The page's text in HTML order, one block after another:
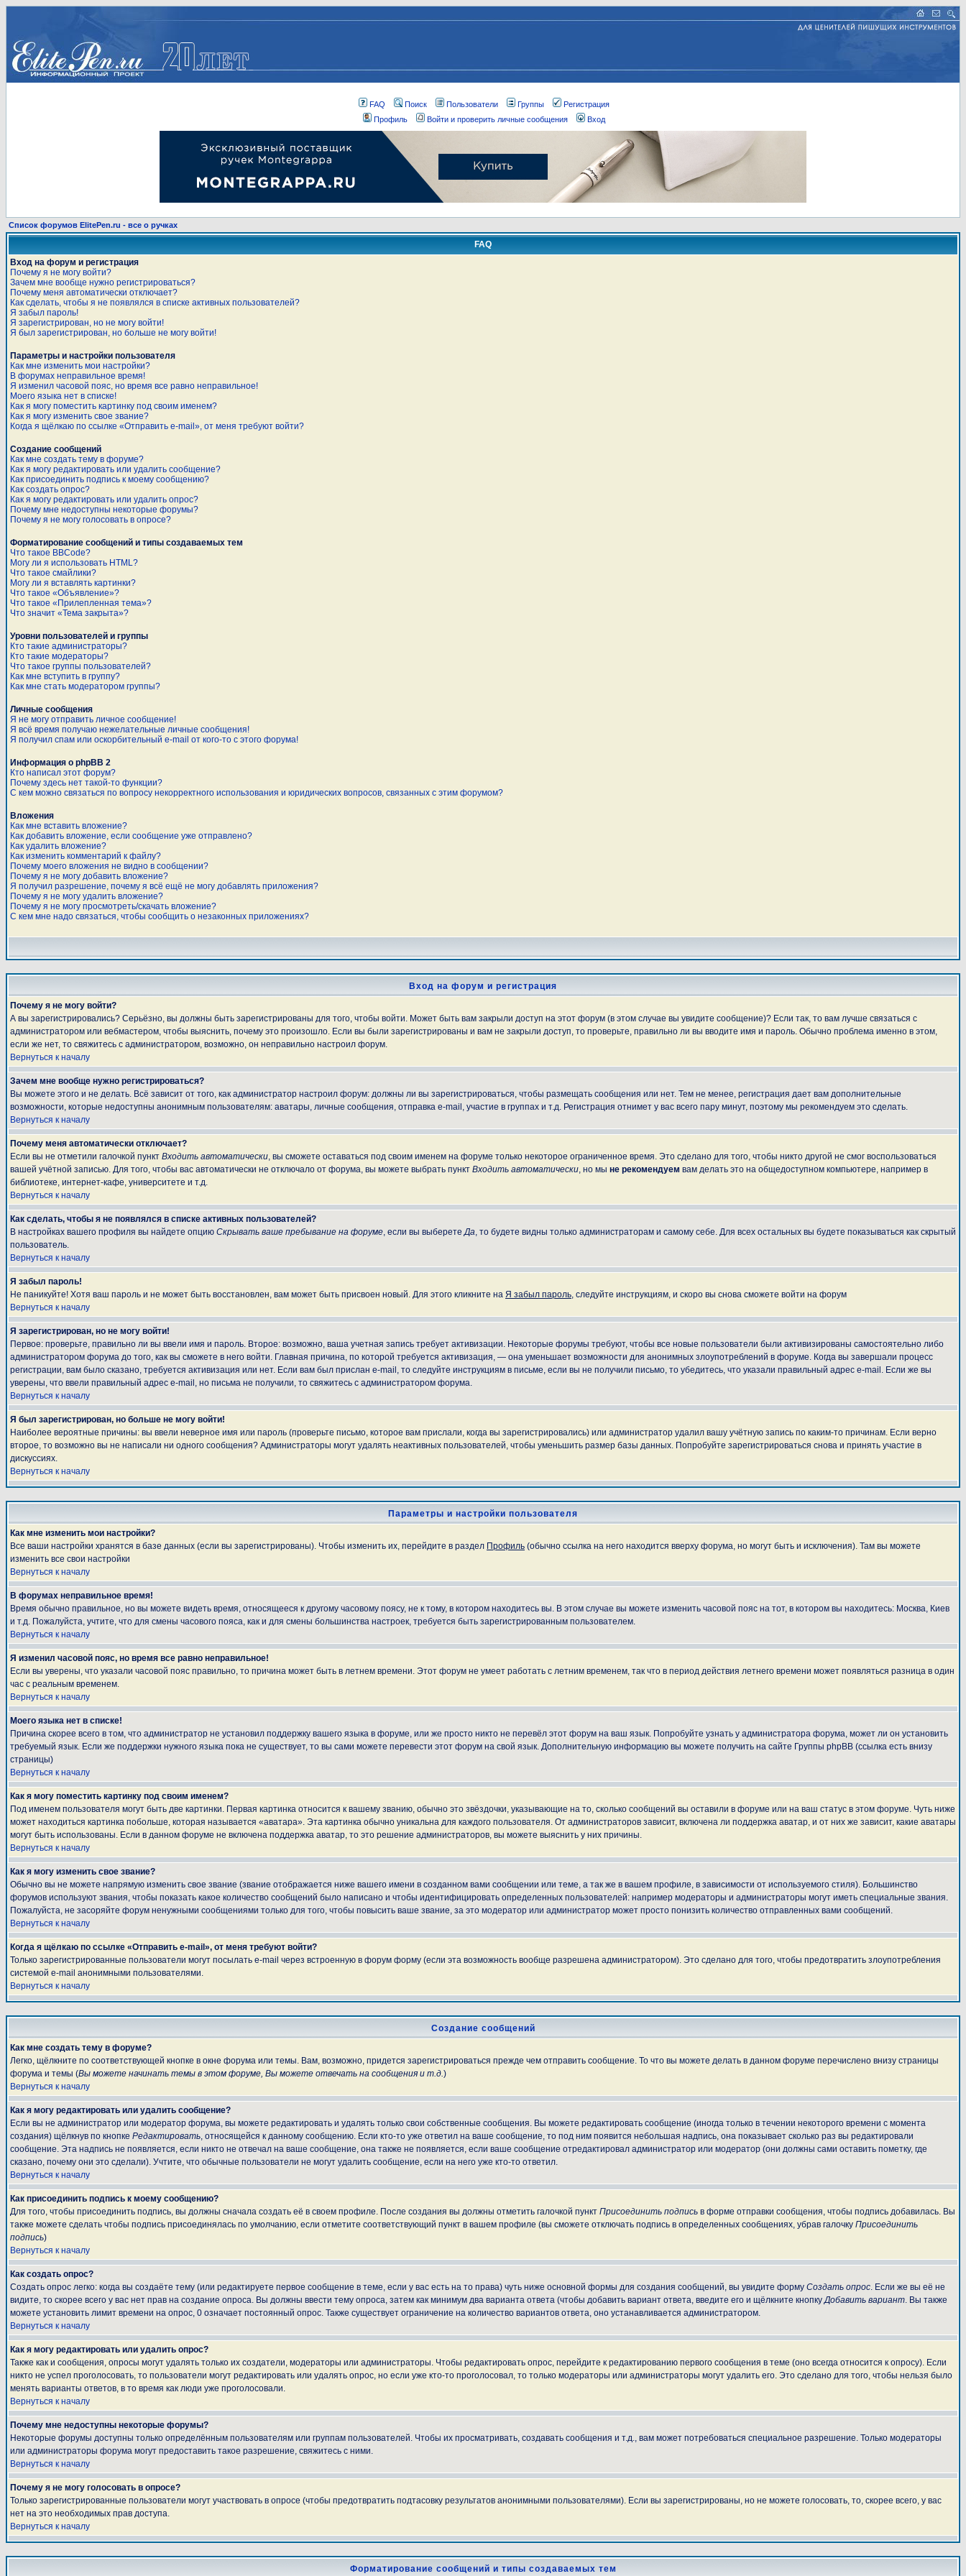
FAQ Поиск Пользователи Группы
Регистрация
Профиль
Войти и проверить личные сообщения Вход
Список форумов ElitePen.ru - все о ручках
FAQ
Вход на форум и регистрация
Почему я не могу войти?
Зачем мне вообще нужно регистрироваться?
Почему меня автоматически отключает?
Как сделать, чтобы я не появлялся в списке активных пользователей?
Я забыл пароль!
Я зарегистрирован, но не могу войти!
Я был зарегистрирован, но больше не могу войти!
Параметры и настройки пользователя
Как мне изменить мои настройки?
В форумах неправильное время!
Я изменил часовой пояс, но время все равно неправильное!
Моего языка нет в списке!
Как я могу поместить картинку под своим именем?
Как я могу изменить свое звание?
Когда я щёлкаю по ссылке «Отправить e-mail», от меня требуют войти?
Создание сообщений
Как мне создать тему в форуме?
Как я могу редактировать или удалить сообщение?
Как присоединить подпись к моему сообщению?
Как создать опрос?
Как я могу редактировать или удалить опрос?
Почему мне недоступны некоторые форумы?
Почему я не могу голосовать в опросе?
Форматирование сообщений и типы создаваемых тем
Что такое BBCode?
Могу ли я использовать HTML?
Что такое смайлики?
Могу ли я вставлять картинки?
Что такое «Объявление»?
Что такое «Прилепленная тема»?
Что значит «Тема закрыта»?
Уровни пользователей и группы
Кто такие администраторы?
Кто такие модераторы?
Что такое группы пользователей?
Как мне вступить в группу?
Как мне стать модератором группы?
Личные сообщения
Я не могу отправить личное сообщение!
Я всё время получаю нежелательные личные сообщения!
Я получил спам или оскорбительный e-mail от кого-то с этого форума!
Информация о phpBB 2
Кто написал этот форум?
Почему здесь нет такой-то функции?
С кем можно связаться по вопросу некорректного использования и юридических вопросов, связанных с этим форумом?
Вложения
Как мне вставить вложение?
Как добавить вложение, если сообщение уже отправлено?
Как удалить вложение?
Как изменить комментарий к файлу?
Почему моего вложения не видно в сообщении?
Почему я не могу добавить вложение?
Я получил разрешение, почему я всё ещё не могу добавлять приложения?
Почему я не могу удалить вложение?
Почему я не могу просмотреть/скачать вложение?
С кем мне надо связаться, чтобы сообщить о незаконных приложениях?
Вход на форум и регистрация
Почему я не могу войти?
А вы зарегистрировались? Серьёзно, вы должны быть зарегистрированы для того, чтобы войти. Может быть вам закрыли доступ на этот форум (в этом случае вы увидите сообщение)? Если так, то вам лучше связаться с
администратором или вебмастером, чтобы выяснить, почему это произошло. Если вы были зарегистрированы и вам не закрыли доступ, то проверьте, правильно ли вы вводите имя и пароль. Обычно проблема именно в этом,
если же нет, то свяжитесь с администратором, возможно, он неправильно настроил форум.
Вернуться к началу
Зачем мне вообще нужно регистрироваться?
Вы можете этого и не делать. Всё зависит от того, как администратор настроил форум: должны ли вы зарегистрироваться, чтобы размещать сообщения или нет. Тем не менее, регистрация дает вам дополнительные
возможности, которые недоступны анонимным пользователям: аватары, личные сообщения, отправка e-mail, участие в группах и т.д. Регистрация отнимет у вас всего пару минут, поэтому мы рекомендуем это сделать.
Вернуться к началу
Почему меня автоматически отключает?
Если вы не отметили галочкой пункт Входить автоматически, вы сможете оставаться под своим именем на форуме только некоторое ограниченное время. Это сделано для того, чтобы никто другой не смог воспользоваться
вашей учётной записью. Для того, чтобы вас автоматически не отключало от форума, вы можете выбрать пункт Входить автоматически, но мы не рекомендуем вам делать это на общедоступном компьютере, например в
библиотеке, интернет-кафе, университете и т.д.
Вернуться к началу
Как сделать, чтобы я не появлялся в списке активных пользователей?
В настройках вашего профиля вы найдете опцию Скрывать ваше пребывание на форуме, если вы выберетеДа, то будете видны только администраторам и самому себе. Для всех остальных вы будете показываться как скрытый
пользователь.
Вернуться к началу
Я забыл пароль!
Не паникуйте! Хотя ваш пароль и не может быть восстановлен, вам может быть присвоен новый. Для этого кликните на Я забыл пароль, следуйте инструкциям, и скоро вы снова сможете войти на форум
Вернуться к началу
Я зарегистрирован, но не могу войти!
Первое: проверьте, правильно ли вы ввели имя и пароль. Второе: возможно, ваша учетная запись требует активизации. Некоторые форумы требуют, чтобы все новые пользователи были активизированы самостоятельно либо
администратором форума до того, как вы сможете в него войти. Главная причина, по которой требуется активизация, — она уменьшает возможности для анонимных злоупотреблений в форуме. Когда вы завершали процесс
регистрации, вам было сказано, требуется активизация или нет. Если вам был прислан e-mail, то следуйте инструкциям в письме, если вы не получили письмо, то убедитесь, что указали правильный адрес e-mail. Если же вы
уверены, что ввели правильный адрес e-mail, но письма не получили, то свяжитесь с администратором форума.
Вернуться к началу
Я был зарегистрирован, но больше не могу войти!
Наиболее вероятные причины: вы ввели неверное имя или пароль (проверьте письмо, которое вам прислали, когда вы зарегистрировались) или администратор удалил вашу учётную запись по каким-то причинам. Если верно
второе, то возможно вы не написали ни одного сообщения? Администраторы могут удалять неактивных пользователей, чтобы уменьшить размер базы данных. Попробуйте зарегистрироваться снова и принять участие в
дискуссиях.
Вернуться к началу
Параметры и настройки пользователя
Как мне изменить мои настройки?
Все ваши настройки хранятся в базе данных (если вы зарегистрированы). Чтобы изменить их, перейдите в раздел Профиль (обычно ссылка на него находится вверху форума, но могут быть и исключения). Там вы можете
изменить все свои настройки
Вернуться к началу
В форумах неправильное время!
Время обычно правильное, но вы можете видеть время, относящееся к другому часовому поясу, не к тому, в котором находитесь вы. В этом случае вы можете изменить часовой пояс на тот, в котором вы находитесь: Москва, Киев
и т.д. Пожалуйста, учтите, что для смены часового пояса, как и для смены большинства настроек, требуется быть зарегистрированным пользователем.
Вернуться к началу
Я изменил часовой пояс, но время все равно неправильное!
Если вы уверены, что указали часовой пояс правильно, то причина может быть в летнем времени. Этот форум не умеет работать с летним временем, так что в период действия летнего времени может появляться разница в один
час с реальным временем.
Вернуться к началу
Моего языка нет в списке!
Причина скорее всего в том, что администратор не установил поддержку вашего языка в форуме, или же просто никто не перевёл этот форум на ваш язык. Попробуйте узнать у администратора форума, может ли он установить
требуемый язык. Если же поддержки нужного языка пока не существует, то вы сами можете перевести этот форум на свой язык. Дополнительную информацию вы можете получить на сайте Группы phpBB (ссылка есть внизу
страницы)
Вернуться к началу
Как я могу поместить картинку под своим именем?
Под именем пользователя могут быть две картинки. Первая картинка относится к вашему званию, обычно это звёздочки, указывающие на то, сколько сообщений вы оставили в форуме или на ваш статус в этом форуме. Чуть ниже
может находиться картинка побольше, которая называется «аватара». Эта картинка обычно уникальна для каждого пользователя. От администраторов зависит, включена ли поддержка аватар, и от них же зависит, какие аватары
могут быть использованы. Если в данном форуме не включена поддержка аватар, то это решение администраторов, вы можете выяснить у них причины.
Вернуться к началу
Как я могу изменить свое звание?
Обычно вы не можете напрямую изменить свое звание (звание отображается ниже вашего имени в созданном вами сообщении или теме, а так же в вашем профиле, в зависимости от используемого стиля). Большинство
форумов используют звания, чтобы показать какое количество сообщений было написано и чтобы идентифицировать определенных пользователей: например модераторы и администраторы могут иметь специальные звания.
Пожалуйста, не засоряйте форум ненужными сообщениями только для того, чтобы повысить ваше звание, за это модератор или администратор может просто понизить количество отправленных вами сообщений.
Вернуться к началу
Когда я щёлкаю по ссылке «Отправить e-mail», от меня требуют войти?
Только зарегистрированные пользователи могут посылать e-mail через встроенную в форум форму (если эта возможность вообще разрешена администратором). Это сделано для того, чтобы предотвратить злоупотребления
системой e-mail анонимными пользователями.
Вернуться к началу
Создание сообщений
Как мне создать тему в форуме?
Легко, щёлкните по соответствующей кнопке в окне форума или темы. Вам, возможно, придется зарегистрироваться прежде чем отправить сообщение. То что вы можете делать в данном форуме перечислено внизу страницы
форума и темы (Вы можете начинать темы в этом форуме, Вы можете отвечать на сообщения и т.д.)
Вернуться к началу
Как я могу редактировать или удалить сообщение?
Если вы не администратор или модератор форума, вы можете редактировать и удалять только свои собственные сообщения. Вы можете редактировать сообщение (иногда только в течении некоторого времени с момента
создания) щёлкнув по кнопке Редактировать, относящейся к данному сообщению. Если кто-то уже ответил на ваше сообщение, то под ним появится небольшая надпись, она показывает сколько раз вы редактировали
сообщение. Эта надпись не появляется, если никто не отвечал на ваше сообщение, она также не появляется, если ваше сообщение отредактировал администратор или модератор (они должны сами оставить пометку, где
сказано, почему они это сделали). Учтите, что обычные пользователи не могут удалить сообщение, если на него уже кто-то ответил.
Вернуться к началу
Как присоединить подпись к моему сообщению?
Для того, чтобы присоединить подпись, вы должны сначала создать её в своем профиле. После создания вы должны отметить галочкой пункт Присоединить подпись в форме отправки сообщения, чтобы подпись добавилась. Вы
также можете сделать чтобы подпись присоединялась по умолчанию, если отметите соответствующий пункт в вашем профиле (вы сможете отключать подпись в определенных сообщениях, убрав галочку Присоединить
подпись)
Вернуться к началу
Как создать опрос?
Создать опрос легко: когда вы создаёте тему (или редактируете первое сообщение в теме, если у вас есть на то права) чуть ниже основной формы для создания сообщений, вы увидите форму Создать опрос. Если же вы её не
видите, то скорее всего у вас нет прав на создание опроса. Вы должны ввести тему опроса, затем как минимум два варианта ответа (чтобы добавить вариант ответа, введите его и щёлкните кнопкуДобавить вариант. Вы также
можете установить лимит времени на опрос, 0 означает постоянный опрос. Также существует ограничение на количество вариантов ответа, оно устанавливается администратором.
Вернуться к началу
Как я могу редактировать или удалить опрос?
Также как и сообщения, опросы могут удалять только их создатели, модераторы или администраторы. Чтобы редактировать опрос, перейдите к редактированию первого сообщения в теме (оно всегда относится к опросу). Если
никто не успел проголосовать, то пользователи могут редактировать или удалять опрос, но если уже кто-то проголосовал, то только модераторы или администраторы могут удалить его. Это сделано для того, чтобы нельзя было
менять варианты ответов, в то время как люди уже проголосовали.
Вернуться к началу
Почему мне недоступны некоторые форумы?
Некоторые форумы доступны только определённым пользователям или группам пользователей. Чтобы их просматривать, создавать сообщения и т.д., вам может потребоваться специальное разрешение. Только модераторы
или администраторы форума могут предоставить такое разрешение, свяжитесь с ними.
Вернуться к началу
Почему я не могу голосовать в опросе?
Только зарегистрированные пользователи могут участвовать в опросе (чтобы предотвратить подтасовку результатов анонимными пользователями). Если вы зарегистрированы, но не можете голосовать, то, скорее всего, у вас
нет на это необходимых прав доступа.
Вернуться к началу
Форматирование сообщений и типы создаваемых тем